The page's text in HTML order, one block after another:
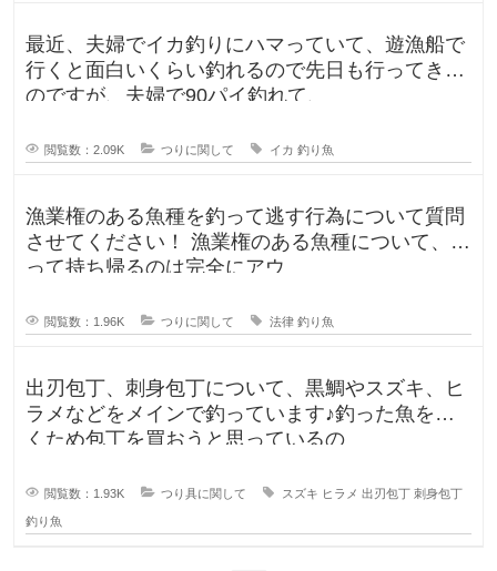
最近、夫婦でイカ釣りにハマっていて、遊漁船で
行くと面白いくらい釣れるので先日も行ってきた
のですが、夫婦で90パイ釣れて、
閲覧数：2.09K つりに関して イカ 釣り魚
漁業権のある魚種を釣って逃す行為について質問
させてください！ 漁業権のある魚種について、釣
って持ち帰るのは完全にアウ
閲覧数：1.96K つりに関して 法律 釣り魚
出刃包丁、刺身包丁について、黒鯛やスズキ、ヒ
ラメなどをメインで釣っています♪釣った魚を捌
くため包丁を買おうと思っているの
閲覧数：1.93K つり具に関して スズキ ヒラメ 出刃包丁 刺身包丁
釣り魚